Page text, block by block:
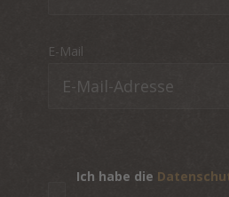
E-Mail
Ich habe die